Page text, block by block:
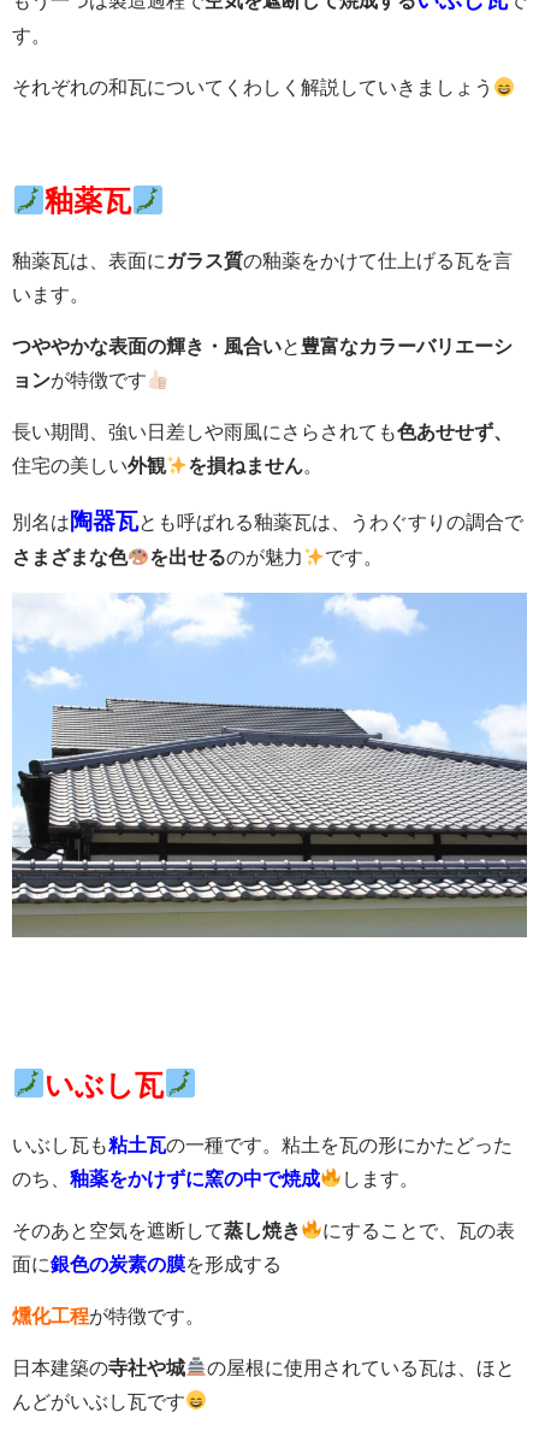
す。
それぞれの和瓦についてくわしく解説していきましょう
釉薬瓦
釉薬瓦は、表面に ガラス質の釉薬をかけて仕上げる瓦を言
います。
つややかな表面の輝き・風合いと 豊富なカラーバリエーシ
ョンが特徴です
長い期間、強い日差しや雨風にさらされても色あせせず、
住宅の美しい外観 を損ねません。
別名は 陶器瓦とも呼ばれる釉薬瓦は、うわぐすりの調合で
さまざまな色
を出せるのが魅力 です。
いぶし瓦
いぶし瓦も粘土瓦の一種です。粘土を瓦の形にかたどった
のち、 釉薬をかけずに窯の中で焼成 します。
そのあと空気を遮断して蒸し焼き
にすることで、瓦の表
面に銀色の炭素の膜を形成する
燻化工程が特徴です。
日本建築の寺社や城
の屋根に使用されている瓦は、ほと
んどがいぶし瓦です